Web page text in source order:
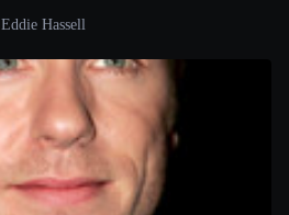
Eddie Hassell